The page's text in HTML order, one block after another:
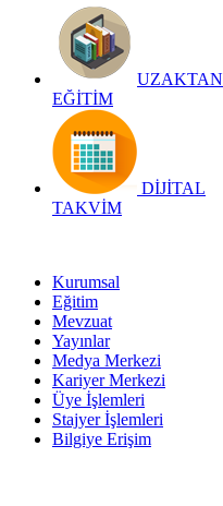
UZAKTAN
EĞİTİM
DİJİTAL
TAKVİM
Kurumsal
Eğitim
Mevzuat
Yayınlar
Medya Merkezi
Kariyer Merkezi
Üye İşlemleri
Stajyer İşlemleri
Bilgiye Erişim